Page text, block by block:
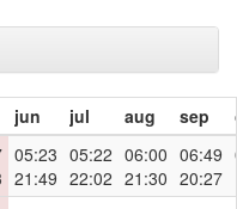
jun jul aug sep
05:23
21:49
05:22
22:02
06:00
21:30
06:49
20:27